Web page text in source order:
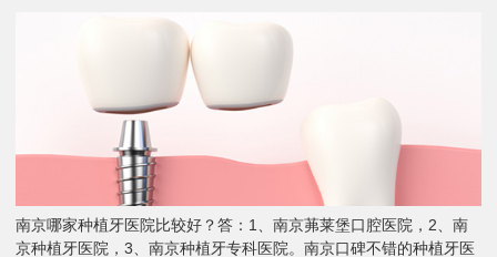
南京哪家种植牙医院比较好？答：1、南京茀莱堡口腔医院，2、南
京种植牙医院，3、南京种植牙专科医院。南京口碑不错的种植牙医